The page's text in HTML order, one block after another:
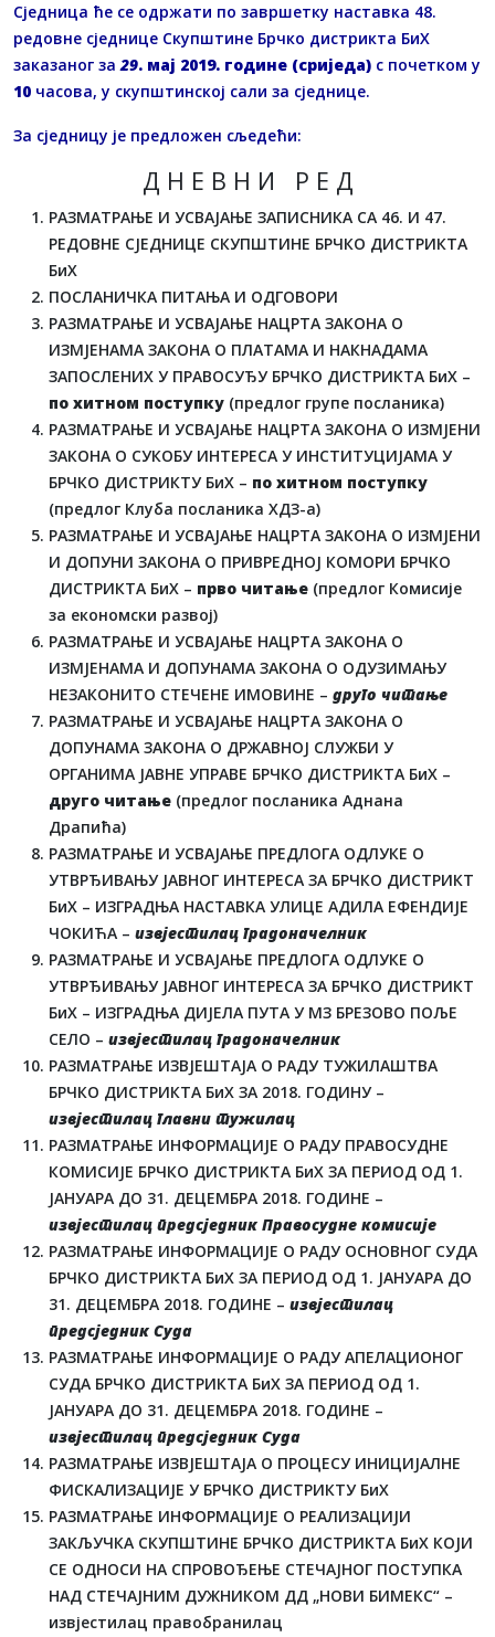
Сједница ће се одржати по завршетку наставка 48.
редовне сједнице Скупштине Брчко дистрикта БиХ
заказаног за29. мај 2019. године (сриједа) с почетком у
10 часова, у скупштинској сали за сједнице.
За сједницу је предложен сљедећи:
Д Н Е В Н И Р Е Д
РАЗМАТРАЊЕ И УСВАЈАЊЕ ЗАПИСНИКА СА 46. И 47.
РЕДОВНЕ СЈЕДНИЦЕ СКУПШТИНЕ БРЧКО ДИСТРИКТА
БиХ
ПОСЛАНИЧКА ПИТАЊА И ОДГОВОРИ
РАЗМАТРАЊЕ И УСВАЈАЊЕ НАЦРТА ЗАКОНА О
ИЗМЈЕНАМА ЗАКОНА О ПЛАТАМА И НАКНАДАМА
ЗАПОСЛЕНИХ У ПРАВОСУЂУ БРЧКО ДИСТРИКТА БиХ –
по хитном поступку (предлог групе посланика)
РАЗМАТРАЊЕ И УСВАЈАЊЕ НАЦРТА ЗАКОНА О ИЗМЈЕНИ
ЗАКОНА О СУКОБУ ИНТЕРЕСА У ИНСТИТУЦИЈАМА У
БРЧКО ДИСТРИКТУ БиХ – по хитном поступку
(предлог Клуба посланика ХДЗ-а)
РАЗМАТРАЊЕ И УСВАЈАЊЕ НАЦРТА ЗАКОНА О ИЗМЈЕНИ
И ДОПУНИ ЗАКОНА О ПРИВРЕДНОЈ КОМОРИ БРЧКО
ДИСТРИКТА БиХ – прво читање (предлог Комисије
за економски развој)
РАЗМАТРАЊЕ И УСВАЈАЊЕ НАЦРТА ЗАКОНА О
ИЗМЈЕНАМА И ДОПУНАМА ЗАКОНА О ОДУЗИМАЊУ
НЕЗАКОНИТО СТЕЧЕНЕ ИМОВИНЕ – друго читање
РАЗМАТРАЊЕ И УСВАЈАЊЕ НАЦРТА ЗАКОНА О
ДОПУНАМА ЗАКОНА О ДРЖАВНОЈ СЛУЖБИ У
ОРГАНИМА ЈАВНЕ УПРАВЕ БРЧКО ДИСТРИКТА БиХ –
друго читање (предлог посланика Аднана
Драпића)
РАЗМАТРАЊЕ И УСВАЈАЊЕ ПРЕДЛОГА ОДЛУКЕ О
УТВРЂИВАЊУ ЈАВНОГ ИНТЕРЕСА ЗА БРЧКО ДИСТРИКТ
БиХ – ИЗГРАДЊА НАСТАВКА УЛИЦЕ АДИЛА ЕФЕНДИЈЕ
ЧОКИЋА – извјестилац градоначелник
РАЗМАТРАЊЕ И УСВАЈАЊЕ ПРЕДЛОГА ОДЛУКЕ О
УТВРЂИВАЊУ ЈАВНОГ ИНТЕРЕСА ЗА БРЧКО ДИСТРИКТ
БиХ – ИЗГРАДЊА ДИЈЕЛА ПУТА У МЗ БРЕЗОВО ПОЉЕ
СЕЛО – извјестилац градоначелник
РАЗМАТРАЊЕ ИЗВЈЕШТАЈА О РАДУ ТУЖИЛАШТВА
БРЧКО ДИСТРИКТА БиХ ЗА 2018. ГОДИНУ –
извјестилац главни тужилац
РАЗМАТРАЊЕ ИНФОРМАЦИЈЕ О РАДУ ПРАВОСУДНЕ
КОМИСИЈЕ БРЧКО ДИСТРИКТА БиХ ЗА ПЕРИОД ОД 1.
ЈАНУАРА ДО 31. ДЕЦЕМБРА 2018. ГОДИНЕ –
извјестилац предсједник Правосудне комисије
РАЗМАТРАЊЕ ИНФОРМАЦИЈЕ О РАДУ ОСНОВНОГ СУДА
БРЧКО ДИСТРИКТА БиХ ЗА ПЕРИОД ОД 1. ЈАНУАРА ДО
31. ДЕЦЕМБРА 2018. ГОДИНЕ – извјестилац
предсједник Суда
РАЗМАТРАЊЕ ИНФОРМАЦИЈЕ О РАДУ АПЕЛАЦИОНОГ
СУДА БРЧКО ДИСТРИКТА БиХ ЗА ПЕРИОД ОД 1.
ЈАНУАРА ДО 31. ДЕЦЕМБРА 2018. ГОДИНЕ –
извјестилац предсједник Суда
РАЗМАТРАЊЕ ИЗВЈЕШТАЈА О ПРОЦЕСУ ИНИЦИЈАЛНЕ
ФИСКАЛИЗАЦИЈЕ У БРЧКО ДИСТРИКТУ БиХ
РАЗМАТРАЊЕ ИНФОРМАЦИЈЕ О РЕАЛИЗАЦИЈИ
ЗАКЉУЧКА СКУПШТИНЕ БРЧКО ДИСТРИКТА БиХ КОЈИ
СЕ ОДНОСИ НА СПРОВОЂЕЊЕ СТЕЧАЈНОГ ПОСТУПКА
НАД СТЕЧАЈНИМ ДУЖНИКОМ ДД „НОВИ БИМЕКС“ –
извјестилац правобранилац